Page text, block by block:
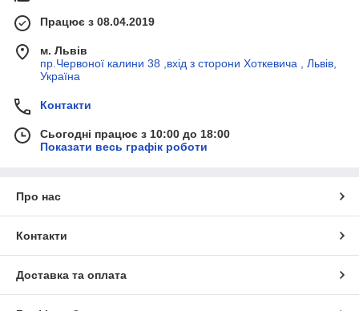
Працює з 08.04.2019
м. Львів
пр.Червоної калини 38 ,вхід з сторони Хоткевича , Львів,
Україна
Контакти
Сьогодні працює з 10:00 до 18:00
Показати весь графік роботи
Про нас
Контакти
Доставка та оплата